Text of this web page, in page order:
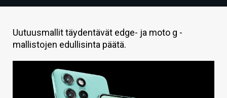
HINTA.FI
VAIHDA TEEMA
Uutuusmallit täydentävät edge- ja moto g -
mallistojen edullisinta päätä.